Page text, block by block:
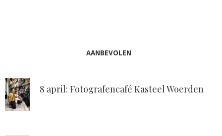
AANBEVOLEN
8 april: Fotografencafé Kasteel Woerden